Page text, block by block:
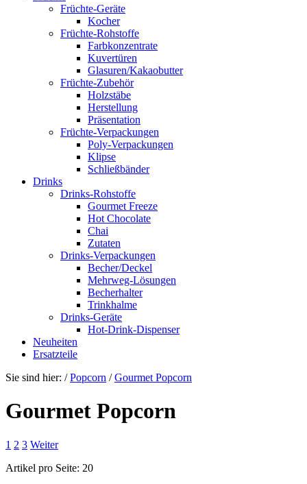
Früchte-Geräte
Kocher
Früchte-Rohstoffe
Farbkonzentrate
Kuvertüren
Glasuren/Kakaobutter
Früchte-Zubehör
Holzstäbe
Herstellung
Präsentation
Früchte-Verpackungen
Poly-Verpackungen
Klipse
Schließbänder
Drinks
Drinks-Rohstoffe
Gourmet Freeze
Hot Chocolate
Chai
Zutaten
Drinks-Verpackungen
Becher/Deckel
Mehrweg-Lösungen
Becherhalter
Trinkhalme
Drinks-Geräte
Hot-Drink-Dispenser
Neuheiten
Ersatzteile
Sie sind hier: /Popcorn /Gourmet Popcorn
Gourmet Popcorn
1 2 3 Weiter
Artikel pro Seite: 20